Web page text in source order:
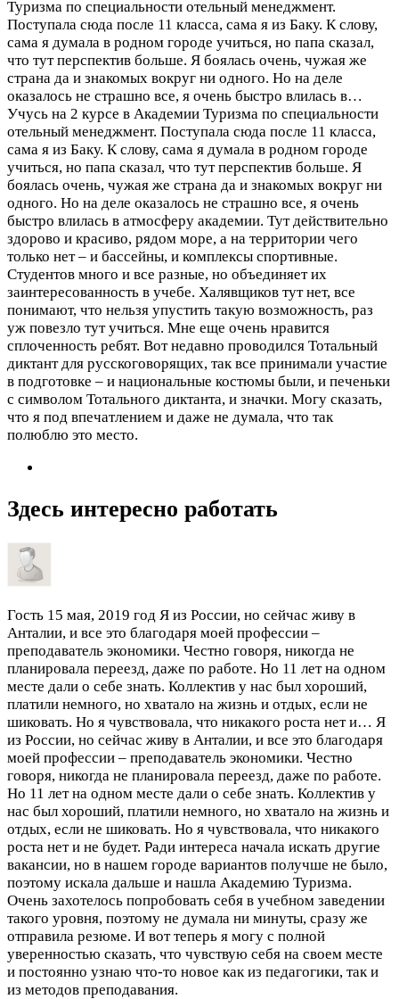
Туризма по специальности отельный менеджмент.
Поступала сюда после 11 класса, сама я из Баку. К слову,
сама я думала в родном городе учиться, но папа сказал,
что тут перспектив больше. Я боялась очень, чужая же
страна да и знакомых вокруг ни одного. Но на деле
оказалось не страшно все, я очень быстро влилась в…
Учусь на 2 курсе в Академии Туризма по специальности
отельный менеджмент. Поступала сюда после 11 класса,
сама я из Баку. К слову, сама я думала в родном городе
учиться, но папа сказал, что тут перспектив больше. Я
боялась очень, чужая же страна да и знакомых вокруг ни
одного. Но на деле оказалось не страшно все, я очень
быстро влилась в атмосферу академии. Тут действительно
здорово и красиво, рядом море, а на территории чего
только нет – и бассейны, и комплексы спортивные.
Студентов много и все разные, но объединяет их
заинтересованность в учебе. Халявщиков тут нет, все
понимают, что нельзя упустить такую возможность, раз
уж повезло тут учиться. Мне еще очень нравится
сплоченность ребят. Вот недавно проводился Тотальный
диктант для русскоговорящих, так все принимали участие
в подготовке – и национальные костюмы были, и печеньки
с символом Тотального диктанта, и значки. Могу сказать,
что я под впечатлением и даже не думала, что так
полюблю это место.
Здесь интересно работать
Гость 15 мая, 2019 год Я из России, но сейчас живу в
Анталии, и все это благодаря моей профессии –
преподаватель экономики. Честно говоря, никогда не
планировала переезд, даже по работе. Но 11 лет на одном
месте дали о себе знать. Коллектив у нас был хороший,
платили немного, но хватало на жизнь и отдых, если не
шиковать. Но я чувствовала, что никакого роста нет и… Я
из России, но сейчас живу в Анталии, и все это благодаря
моей профессии – преподаватель экономики. Честно
говоря, никогда не планировала переезд, даже по работе.
Но 11 лет на одном месте дали о себе знать. Коллектив у
нас был хороший, платили немного, но хватало на жизнь и
отдых, если не шиковать. Но я чувствовала, что никакого
роста нет и не будет. Ради интереса начала искать другие
вакансии, но в нашем городе вариантов получше не было,
поэтому искала дальше и нашла Академию Туризма.
Очень захотелось попробовать себя в учебном заведении
такого уровня, поэтому не думала ни минуты, сразу же
отправила резюме. И вот теперь я могу с полной
уверенностью сказать, что чувствую себя на своем месте
и постоянно узнаю что-то новое как из педагогики, так и
из методов преподавания.